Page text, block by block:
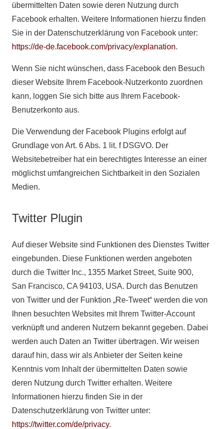
übermittelten Daten sowie deren Nutzung durch
Facebook erhalten. Weitere Informationen hierzu finden
Sie in der Datenschutzerklärung von Facebook unter:
https://de-de.facebook.com/privacy/explanation.
Wenn Sie nicht wünschen, dass Facebook den Besuch
dieser Website Ihrem Facebook-Nutzerkonto zuordnen
kann, loggen Sie sich bitte aus Ihrem Facebook-
Benutzerkonto aus.
Die Verwendung der Facebook Plugins erfolgt auf
Grundlage von Art. 6 Abs. 1 lit. f DSGVO. Der
Websitebetreiber hat ein berechtigtes Interesse an einer
möglichst umfangreichen Sichtbarkeit in den Sozialen
Medien.
Twitter Plugin
Auf dieser Website sind Funktionen des Dienstes Twitter
eingebunden. Diese Funktionen werden angeboten
durch die Twitter Inc., 1355 Market Street, Suite 900,
San Francisco, CA 94103, USA. Durch das Benutzen
von Twitter und der Funktion „Re-Tweet“ werden die von
Ihnen besuchten Websites mit Ihrem Twitter-Account
verknüpft und anderen Nutzern bekannt gegeben. Dabei
werden auch Daten an Twitter übertragen. Wir weisen
darauf hin, dass wir als Anbieter der Seiten keine
Kenntnis vom Inhalt der übermittelten Daten sowie
deren Nutzung durch Twitter erhalten. Weitere
Informationen hierzu finden Sie in der
Datenschutzerklärung von Twitter unter:
https://twitter.com/de/privacy.